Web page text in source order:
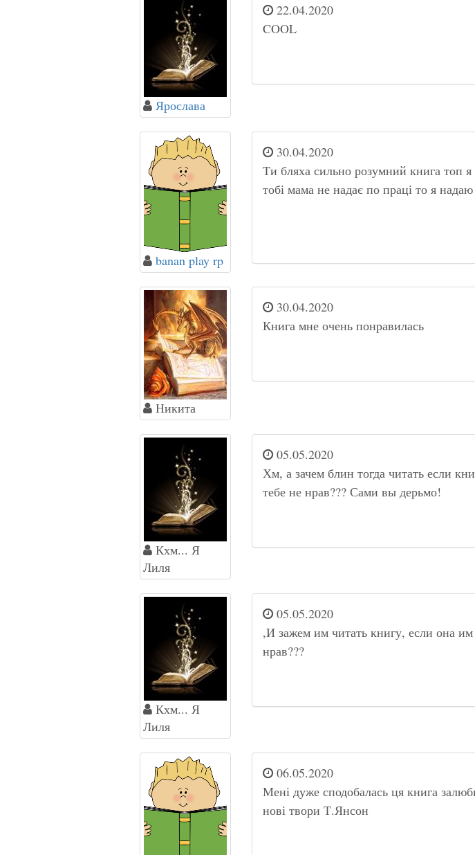
Ярослава
22.04.2020
COOL
banan play rp
30.04.2020
Ти бляха сильно розумний книга топ я
тобі мама не надає по праці то я надаю
Никита
30.04.2020
Книга мне очень понравилась
Кхм... Я
Лиля
05.05.2020
Хм, а зачем блин тогда читать если
тебе не нрав??? Сами вы дерьмо!
Кхм... Я
Лиля
05.05.2020
,И зажем им читать книгу, если она
нрав???
06.05.2020
Мені дуже сподобалась ця книга
нові твори Т.Янсон